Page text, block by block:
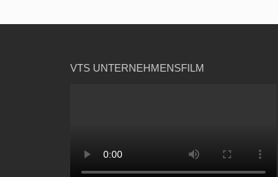
VTS UNTERNEHMENSFILM